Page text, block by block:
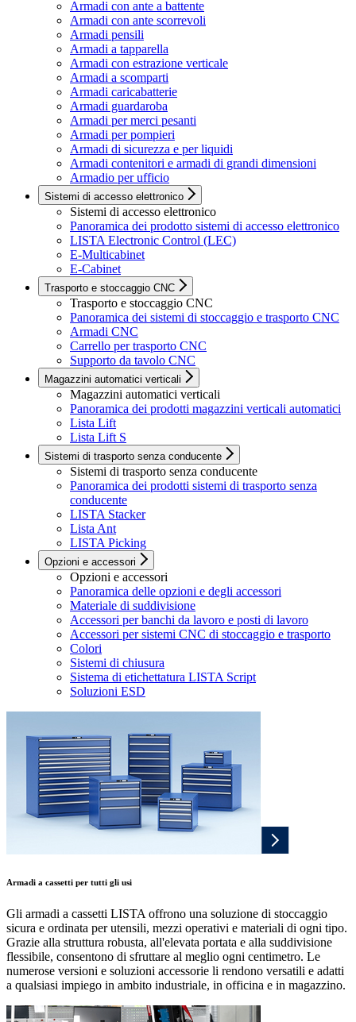
Armadi con ante a battente
Armadi con ante scorrevoli
Armadi pensili
Armadi a tapparella
Armadi con estrazione verticale
Armadi a scomparti
Armadi caricabatterie
Armadi guardaroba
Armadi per merci pesanti
Armadi per pompieri
Armadi di sicurezza e per liquidi
Armadi contenitori e armadi di grandi dimensioni
Armadio per ufficio
Sistemi di accesso elettronico
Sistemi di accesso elettronico
Panoramica dei prodotto sistemi di accesso elettronico
LISTA Electronic Control (LEC)
E-Multicabinet
E-Cabinet
Trasporto e stoccaggio CNC
Trasporto e stoccaggio CNC
Panoramica dei sistemi di stoccaggio e trasporto CNC
Armadi CNC
Carrello per trasporto CNC
Supporto da tavolo CNC
Magazzini automatici verticali
Magazzini automatici verticali
Panoramica dei prodotti magazzini verticali automatici
Lista Lift
Lista Lift S
Sistemi di trasporto senza conducente
Sistemi di trasporto senza conducente
Panoramica dei prodotti sistemi di trasporto senza
conducente
LISTA Stacker
Lista Ant
LISTA Picking
Opzioni e accessori
Opzioni e accessori
Panoramica delle opzioni e degli accessori
Materiale di suddivisione
Accessori per banchi da lavoro e posti di lavoro
Accessori per sistemi CNC di stoccaggio e trasporto
Colori
Sistemi di chiusura
Sistema di etichettatura LISTA Script
Soluzioni ESD
Armadi a cassetti per tutti gli usi
Gli armadi a cassetti LISTA offrono una soluzione di stoccaggio
sicura e ordinata per utensili, mezzi operativi e materiali di ogni tipo.
Grazie alla struttura robusta, all'elevata portata e alla suddivisione
flessibile, consentono di sfruttare al meglio ogni centimetro. Le
numerose versioni e soluzioni accessorie li rendono versatili e adatti
a qualsiasi impiego in ambito industriale, in officina e in magazzino.